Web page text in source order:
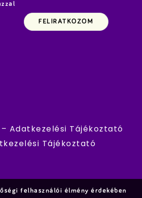
– Adatkezelési Tájékoztató
Tájékoztató
felhasználói élmény érdekében